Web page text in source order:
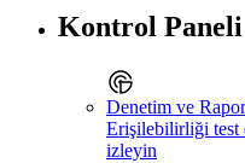
Kontrol
Denetim ve
Erişilebilirliği test
izleyin